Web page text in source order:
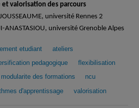
valorisation des parcours
JOUSSEAUME, université Rennes 2
ANASTASIOU, université Grenoble Alpes
etudiant
ateliers
pedagogique
flexibilisation
modularite des formations
ncu
d'apprentissage valorisation